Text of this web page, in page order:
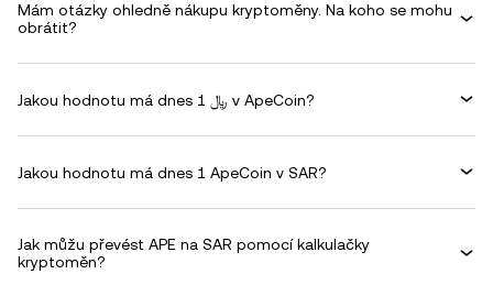
Mám otázky ohledně nákupu kryptoměny. Na koho se mohu
obrátit?
Jakou hodnotu má dnes 1 ﷼ v ApeCoin?
Jakou hodnotu má dnes 1 ApeCoin v SAR?
Jak můžu převést APE na SAR pomocí kalkulačky
kryptoměn?